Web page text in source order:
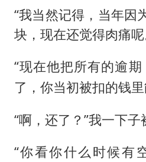
中国五箭
中国经
“我当然记得，当年因
块，现在还觉得肉痛呢
“现在他把所有的逾期
了，你当初被扣的钱
“啊，还了？”我一下子
“你看你什么时候有